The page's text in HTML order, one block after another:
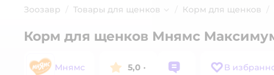
Зоозавр Товары для щенков Корм для щенков
Корм для щенков Мнямс
Мнямс 5,0 · В